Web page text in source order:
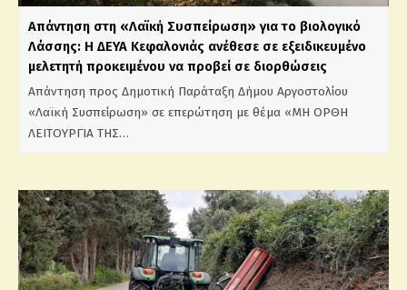
Απάντηση στη «Λαϊκή Συσπείρωση» για το βιολογικό
Λάσσης: Η ΔΕΥΑ Κεφαλονιάς ανέθεσε σε εξειδικευμένο
μελετητή προκειμένου να προβεί σε διορθώσεις
Απάντηση προς Δημοτική Παράταξη Δήμου Αργοστολίου
«Λαϊκή Συσπείρωση» σε επερώτηση με θέμα «ΜΗ ΟΡΘΗ
ΛΕΙΤΟΥΡΓΙΑ ΤΗΣ…